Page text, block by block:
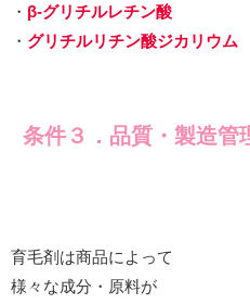
・ β-グリチルレチン酸
・ グリチルリチン酸ジカリウム
条件３． 品質・製造管
育毛剤は商品によって
様々な成分・原料が